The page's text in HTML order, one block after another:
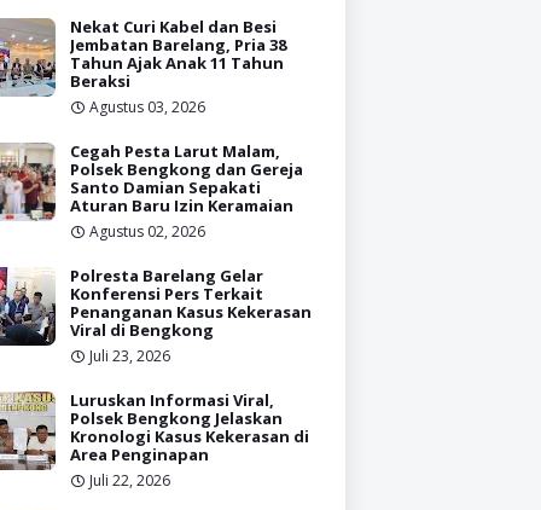
Nekat Curi Kabel dan Besi
Jembatan Barelang, Pria 38
Tahun Ajak Anak 11 Tahun
Beraksi
Agustus 03, 2026
Cegah Pesta Larut Malam,
Polsek Bengkong dan Gereja
Santo Damian Sepakati
Aturan Baru Izin Keramaian
Agustus 02, 2026
Polresta Barelang Gelar
Konferensi Pers Terkait
Penanganan Kasus Kekerasan
Viral di Bengkong
Juli 23, 2026
Luruskan Informasi Viral,
Polsek Bengkong Jelaskan
Kronologi Kasus Kekerasan di
Area Penginapan
Juli 22, 2026